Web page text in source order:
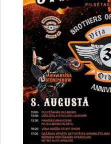
31. decembrim vai arī
pensijas piešķiršanai
1996. gada 31. decembrim.
Tas nozīmē, ka esošais
eiro un 2,43 eiro par vienu
pārskatīts, piemērojot
saņēma 1,62 eiro par
1995. gada beigām,
saņēma 2,43 eiro – turpmāk
Piemēram, pensionārs,